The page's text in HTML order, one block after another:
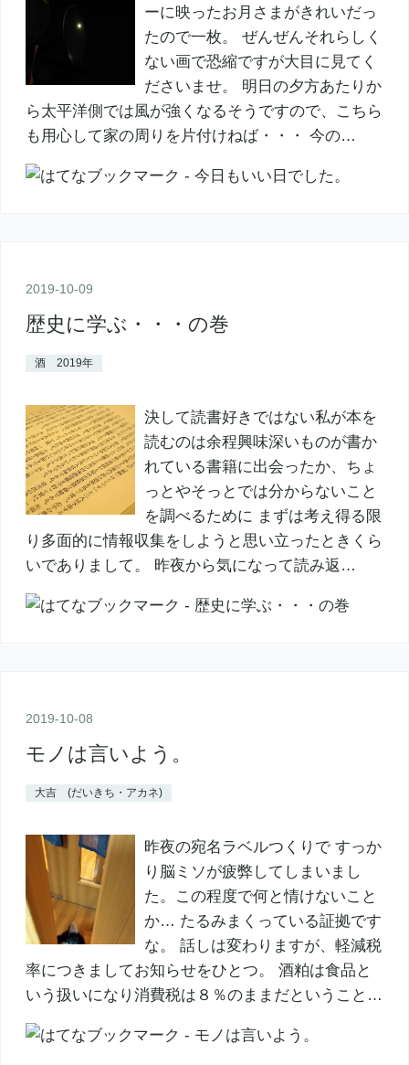
ーに映ったお月さまがきれいだっ
たので一枚。 ぜんぜんそれらしく
ない画で恐縮ですが大目に見てく
ださいませ。 明日の夕方あたりか
ら太平洋側では風が強くなるそうですので、こちら
も用心して家の周りを片付けねば・・・ 今の…
2019-10-09
歴史に学ぶ・・・の巻
酒 2019年
決して読書好きではない私が本を
読むのは余程興味深いものが書か
れている書籍に出会ったか、ちょ
っとやそっとでは分からないこと
を調べるために まずは考え得る限
り多面的に情報収集をしようと思い立ったときくら
いでありまして。 昨夜から気になって読み返…
2019-10-08
モノは言いよう。
大吉 (だいきち・アカネ)
昨夜の宛名ラベルつくりで すっか
り脳ミソが疲弊してしまいまし
た。この程度で何と情けないこと
か… たるみまくっている証拠です
な。 話しは変わりますが、軽減税
率につきましてお知らせをひとつ。 酒粕は食品と
いう扱いになり消費税は８％のままだということ…